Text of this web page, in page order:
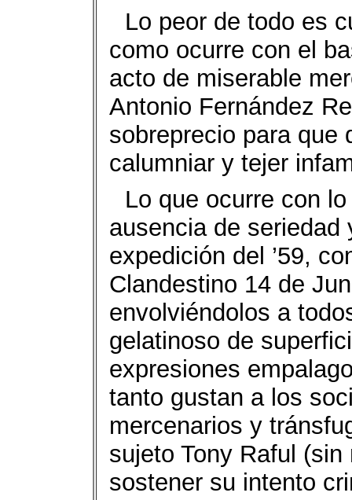
Lo peor de todo es
como ocurre con el
acto de miserable
Antonio Fernández
sobreprecio para que
calumniar y tejer
Lo que ocurre con
ausencia de
expedición del ’59,
Clandestino 14 de
envolviéndolos a
gelatinoso de
expresiones
tanto gustan a los
mercenarios y
sujeto Tony Raful
sostener su intento